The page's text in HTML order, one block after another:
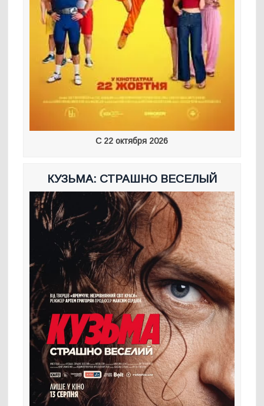
С 22 октября 2026
КУЗЬМА: СТРАШНО ВЕСЕЛЫЙ